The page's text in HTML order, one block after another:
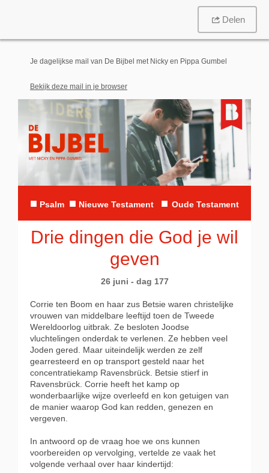
Delen
Je dagelijkse mail van De Bijbel met Nicky en Pippa Gumbel
Bekijk deze mail in je browser
■ Psalm ■ Nieuwe Testament ■ Oude Testament
Drie dingen die God je wil
geven
26 juni - dag 177
Corrie ten Boom en haar zus Betsie waren christelijke
vrouwen van middelbare leeftijd toen de Tweede
Wereldoorlog uitbrak. Ze besloten Joodse
vluchtelingen onderdak te verlenen. Ze hebben veel
Joden gered. Maar uiteindelijk werden ze zelf
gearresteerd en op transport gesteld naar het
concentratiekamp Ravensbrück. Betsie stierf in
Ravensbrück. Corrie heeft het kamp op
wonderbaarlijke wijze overleefd en kon getuigen van
de manier waarop God kan redden, genezen en
vergeven.
In antwoord op de vraag hoe we ons kunnen
voorbereiden op vervolging, vertelde ze vaak het
volgende verhaal over haar kindertijd: